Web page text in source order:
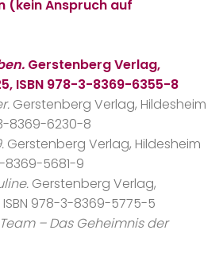
(kein Anspruch auf
Gerstenberg Verlag,
ISBN 978-3-8369-6355-8
Gerstenberg Verlag, Hildesheim
8369-6230-8
Gerstenberg Verlag, Hildesheim
8369-5681-9
Gerstenberg Verlag,
ISBN 978-3-8369-5775-5
– Das Geheimnis der